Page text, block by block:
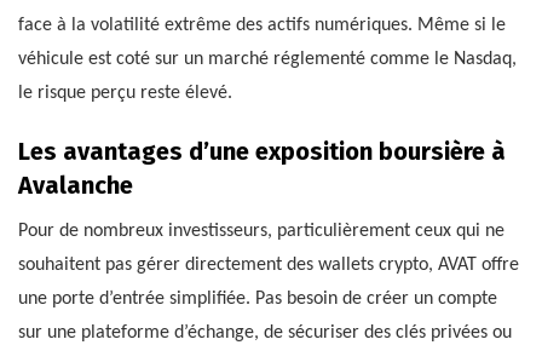
face à la volatilité extrême des actifs numériques. Même si le
véhicule est coté sur un marché réglementé comme le Nasdaq,
le risque perçu reste élevé.
Les avantages d’une exposition boursière à
Avalanche
Pour de nombreux investisseurs, particulièrement ceux qui ne
souhaitent pas gérer directement des wallets crypto, AVAT offre
une porte d’entrée simplifiée. Pas besoin de créer un compte
sur une plateforme d’échange, de sécuriser des clés privées ou